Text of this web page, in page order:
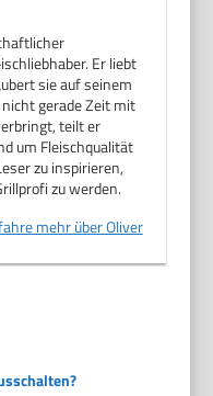
Er liebt
sie auf seinem
gerade Zeit mit
teilt er
um Fleischqualität
zu inspirieren,
zu werden.
mehr über Oliver